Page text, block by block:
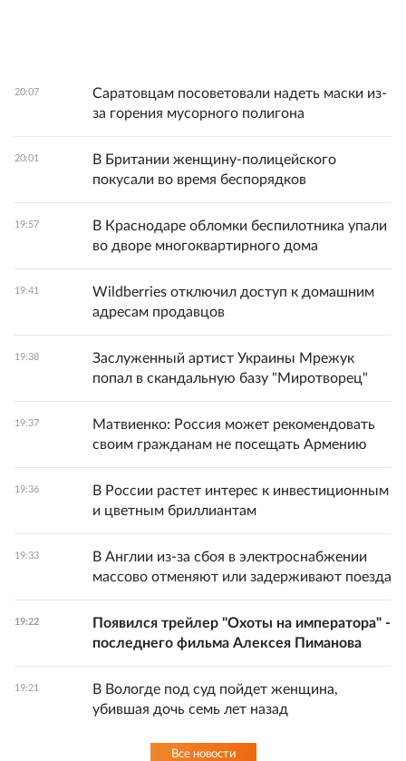
20:07
Саратовцам посоветовали надеть маски из-
за горения мусорного полигона
20:01
В Британии женщину-полицейского
покусали во время беспорядков
19:57
В Краснодаре обломки беспилотника упали
во дворе многоквартирного дома
19:41
Wildberries отключил доступ к домашним
адресам продавцов
19:38
Заслуженный артист Украины Мрежук
попал в скандальную базу "Миротворец"
19:37
Матвиенко: Россия может рекомендовать
своим гражданам не посещать Армению
19:36
В России растет интерес к инвестиционным
и цветным бриллиантам
19:33
В Англии из-за сбоя в электроснабжении
массово отменяют или задерживают поезда
19:22
Появился трейлер "Охоты на императора" -
последнего фильма Алексея Пиманова
19:21
В Вологде под суд пойдет женщина,
убившая дочь семь лет назад
Все новости